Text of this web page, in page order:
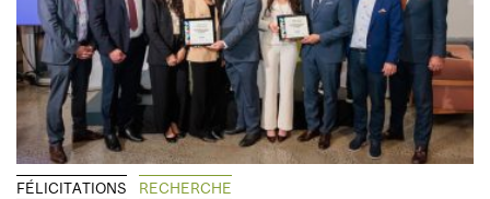
FÉLICITATIONS RECHERCHE